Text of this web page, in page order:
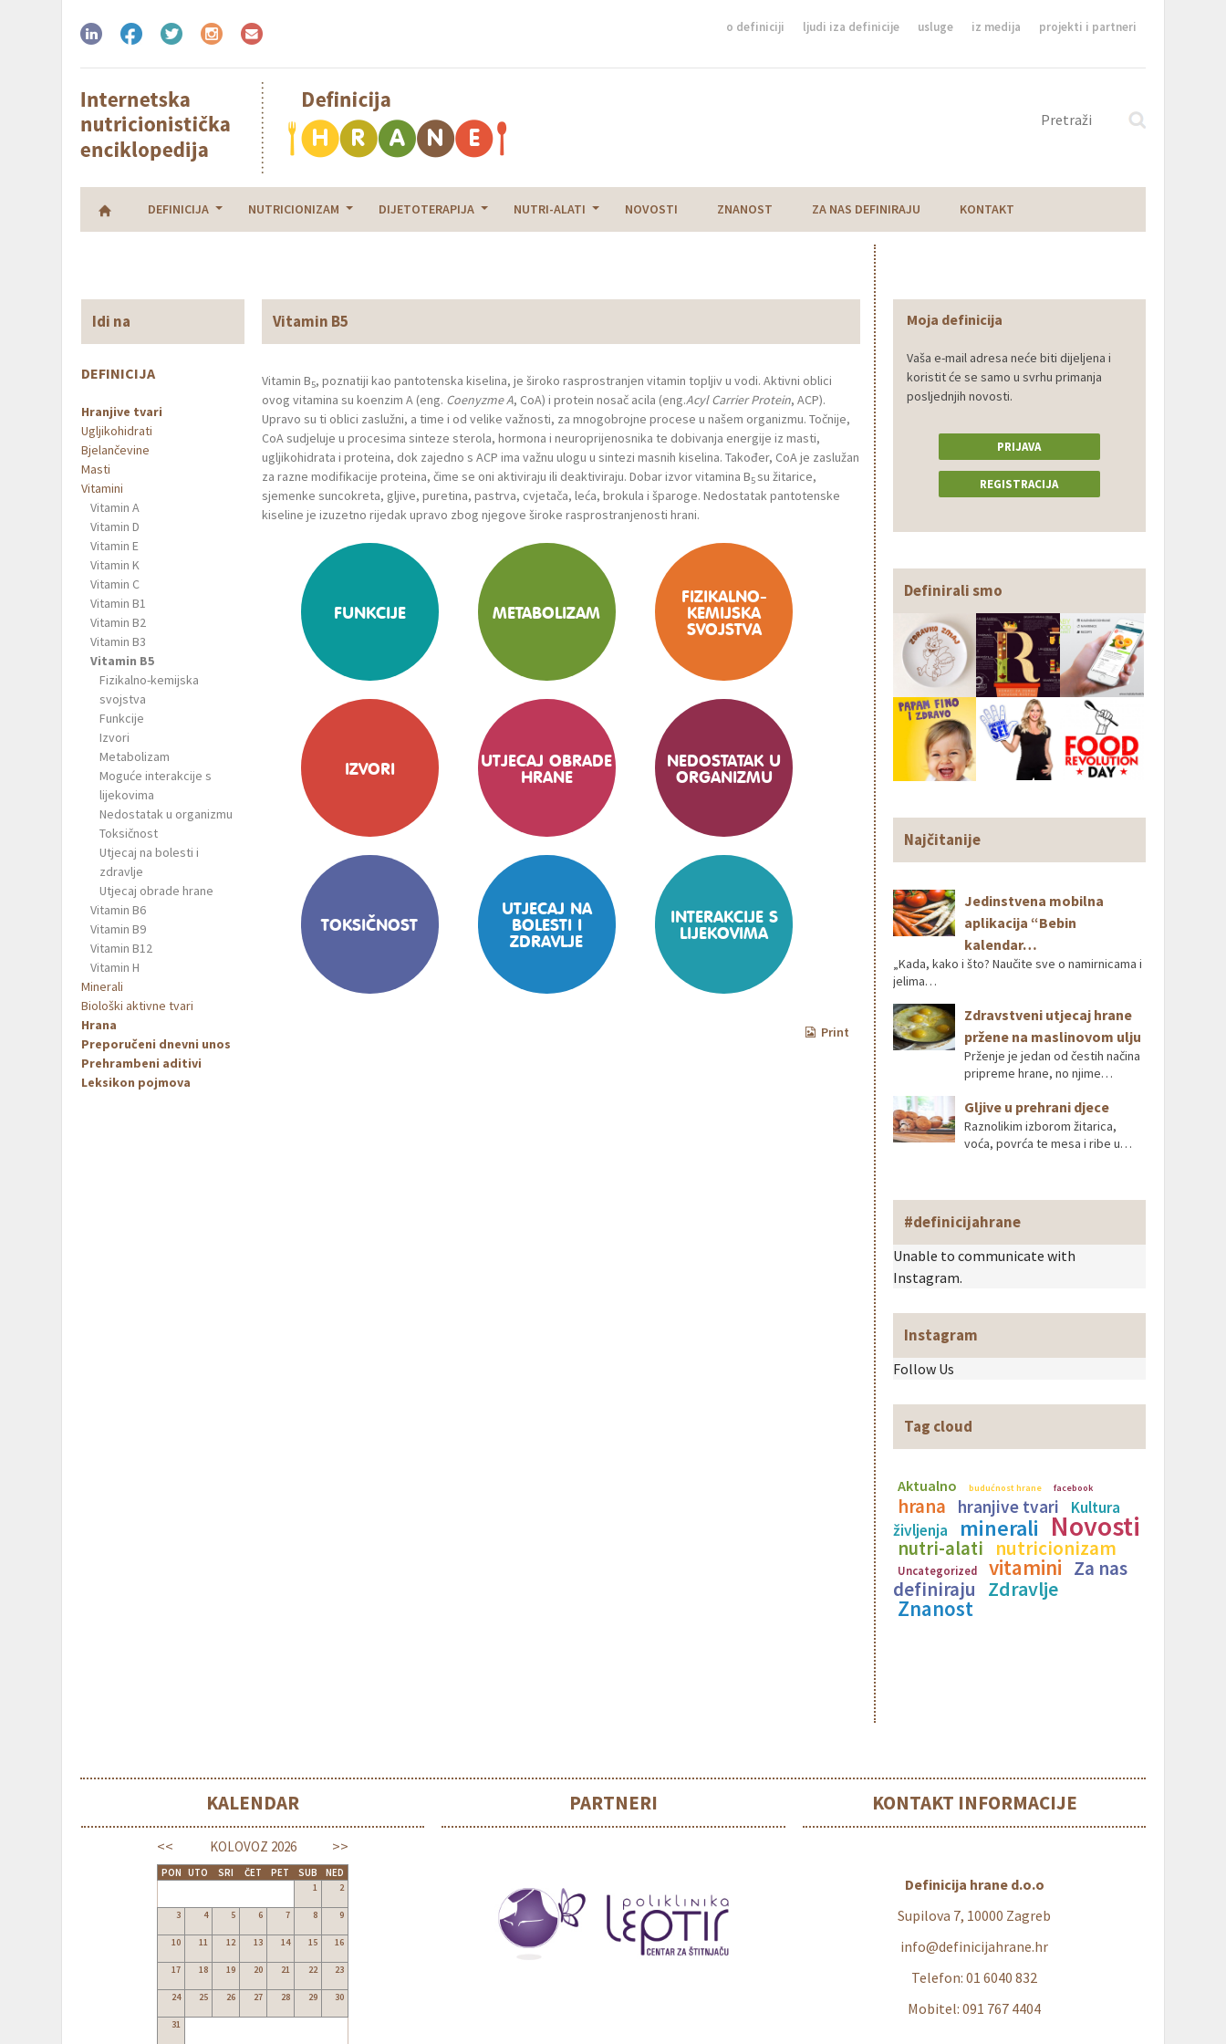
o definiciji ljudi iza definicije usluge iz medija projekti i partneri
DEFINICIJA NUTRICIONIZAM DIJETOTERAPIJA NUTRI-ALATI NOVOSTI ZNANOST ZA NAS DEFINIRAJU KONTAKT
Idi na
DEFINICIJA
Hranjive tvari
Ugljikohidrati
Bjelančevine
Masti
Vitamini
Vitamin A
Vitamin D
Vitamin E
Vitamin K
Vitamin C
Vitamin B1
Vitamin B2
Vitamin B3
Vitamin B5
Fizikalno-kemijska
svojstva
Funkcije
Izvori
Metabolizam
Moguće interakcije s
lijekovima
Nedostatak u organizmu
Toksičnost
Utjecaj na bolesti i
zdravlje
Utjecaj obrade hrane
Vitamin B6
Vitamin B9
Vitamin B12
Vitamin H
Minerali
Biološki aktivne tvari
Hrana
Preporučeni dnevni unos
Prehrambeni aditivi
Leksikon pojmova
Vitamin B5
Vitamin B5, poznatiji kao pantotenska kiselina, je široko rasprostranjen vitamin topljiv u vodi. Aktivni oblici
ovog vitamina su koenzim A (eng. Coenyzme A, CoA) i protein nosač acila (eng.Acyl Carrier Protein, ACP).
Upravo su ti oblici zaslužni, a time i od velike važnosti, za mnogobrojne procese u našem organizmu. Točnije,
CoA sudjeluje u procesima sinteze sterola, hormona i neuroprijenosnika te dobivanja energije iz masti,
ugljikohidrata i proteina, dok zajedno s ACP ima važnu ulogu u sintezi masnih kiselina. Također, CoA je zaslužan
za razne modifikacije proteina, čime se oni aktiviraju ili deaktiviraju. Dobar izvor vitamina B5su žitarice,
sjemenke suncokreta, gljive, puretina, pastrva, cvjetača, leća, brokula i šparoge. Nedostatak pantotenske
kiseline je izuzetno rijedak upravo zbog njegove široke rasprostranjenosti hrani.
FUNKCIJE METABOLIZAM
FIZIKALNO-
KEMIJSKA
SVOJSTVA
IZVORI
UTJECAJ OBRADE
HRANE
NEDOSTATAK U
ORGANIZMU
TOKSIČNOST
UTJECAJ NA
BOLESTI I
ZDRAVLJE
INTERAKCIJE S
LIJEKOVIMA
Print
Moja definicija
Vaša e-mail adresa neće biti dijeljena i
koristit će se samo u svrhu primanja
posljednjih novosti.
PRIJAVA
REGISTRACIJA
Definirali smo
Najčitanije
Jedinstvena mobilna
aplikacija “Bebin
kalendar…
„Kada, kako i što? Naučite sve o namirnicama i
jelima…
Zdravstveni utjecaj hrane
pržene na maslinovom ulju
Prženje je jedan od čestih načina
pripreme hrane, no njime…
Gljive u prehrani djece
Raznolikim izborom žitarica,
voća, povrća te mesa i ribe u…
#definicijahrane
Unable to communicate with
Instagram.
Instagram
Follow Us
Tag cloud
Aktualno budućnost hrane facebook
hrana hranjive tvari
Kultura
življenja
minerali Novosti
nutri-alati nutricionizam
Uncategorized vitamini Za nas
definiraju Zdravlje
Znanost
KALENDAR
<< >>
KOLOVOZ 2026
PON UTO SRI ČET PET SUB NED
1 2
3 4 5 6 7 8 9
10 11 12 13 14 15 16
17 18 19 20 21 22 23
24 25 26 27 28 29 30
31
PARTNERI KONTAKT INFORMACIJE
Definicija hrane d.o.o
Supilova 7, 10000 Zagreb
info@definicijahrane.hr
Telefon: 01 6040 832
Mobitel: 091 767 4404